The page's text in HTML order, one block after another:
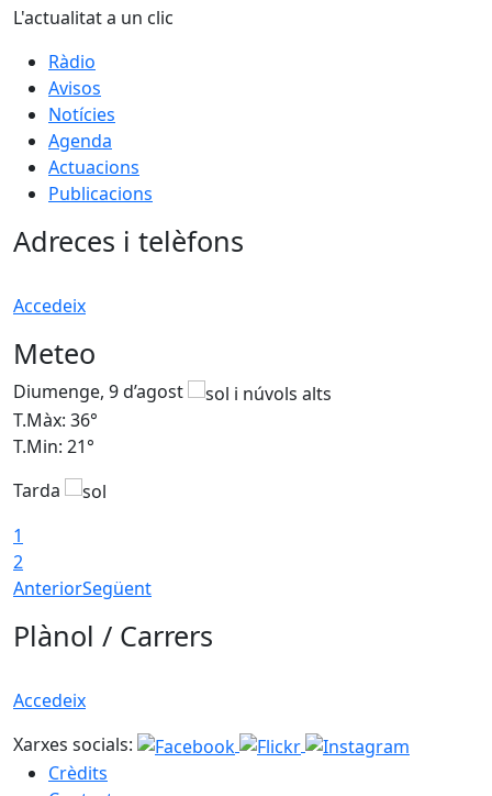
L'actualitat a un clic
Ràdio
Avisos
Notícies
Agenda
Actuacions
Publicacions
Adreces i telèfons
Accedeix
Meteo
Diumenge, 9 d’agost
T.Màx: 36°
T.Min: 21°
Tarda
1
2
AnteriorSegüent
Plànol / Carrers
Accedeix
Xarxes socials:
Crèdits